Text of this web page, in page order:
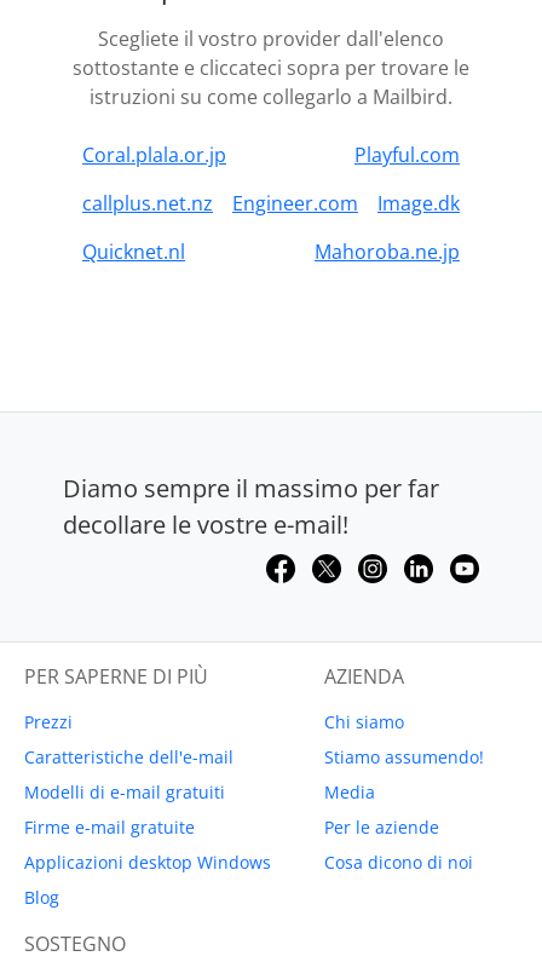
Scegliete il vostro provider dall'elenco
sottostante e cliccateci sopra per trovare le
istruzioni su come collegarlo a Mailbird.
Coral.plala.or.jp
Playful.com
callplus.net.nz
Engineer.com
Image.dk
Quicknet.nl
Mahoroba.ne.jp
Diamo sempre il massimo per far
decollare le vostre e-mail!
PER SAPERNE DI PIÙ
Prezzi
Caratteristiche dell'e-mail
Modelli di e-mail gratuiti
Firme e-mail gratuite
Applicazioni desktop Windows
Blog
AZIENDA
Chi siamo
Stiamo assumendo!
Media
Per le aziende
Cosa dicono di noi
SOSTEGNO